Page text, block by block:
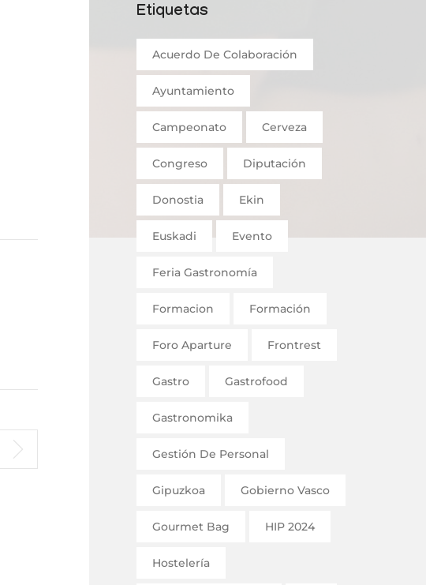
Etiquetas
Acuerdo De Colaboración
Ayuntamiento
Campeonato Cerveza
Congreso Diputación
Donostia Ekin
Euskadi Evento
Feria Gastronomía
Formacion Formación
Foro Aparture Frontrest
Gastro Gastrofood
Gastronomika
Gestión De Personal
Gipuzkoa Gobierno Vasco
Gourmet Bag HIP 2024
Hostelería